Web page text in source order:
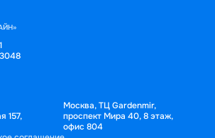
157,
Москва, ТЦ Gardenmir,
проспект Мира 40, 8 этаж,
офис 804